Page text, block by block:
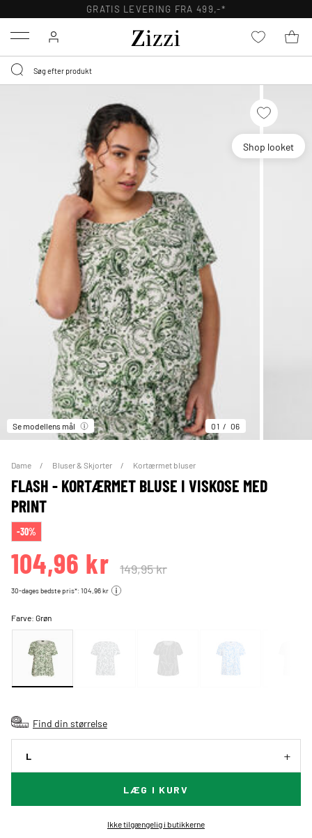
GRATIS LEVERING FRA 499,-*
Menu
Shop looket
Se modellens mål 01 06
Dame Bluser & Skjorter Kortærmet bluser
FLASH - KORTÆRMET BLUSE I VISKOSE MED
PRINT
-30%
104,96 kr 149,95 kr
30-dages bedste pris*: 104,96 kr
Farve:Grøn
Find din størrelse
L
LÆG I KURV
Ikke tilgængelig i butikkerne